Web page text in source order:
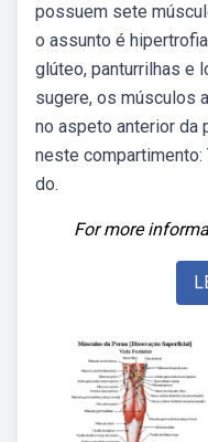
possuem sete
o assunto é
glúteo, panturrilhas e
sugere, os músculos
no aspeto anterior da
neste
do.
For more